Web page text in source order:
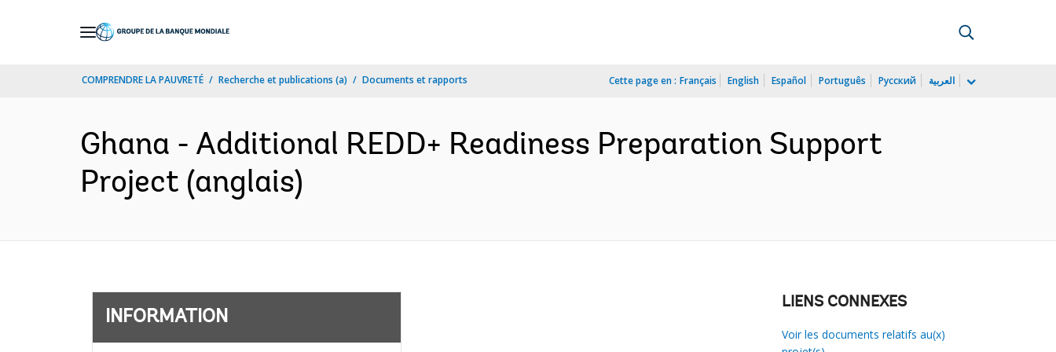
COMPRENDRE LA PAUVRETÉ Recherche et publications (a) Documents et rapports Cette page en : Français English Español Português Русский العربية
Ghana - Additional REDD+ Readiness Preparation Support
Project (anglais)
INFORMATION
LIENS CONNEXES
Voir les documents relatifs au(x)